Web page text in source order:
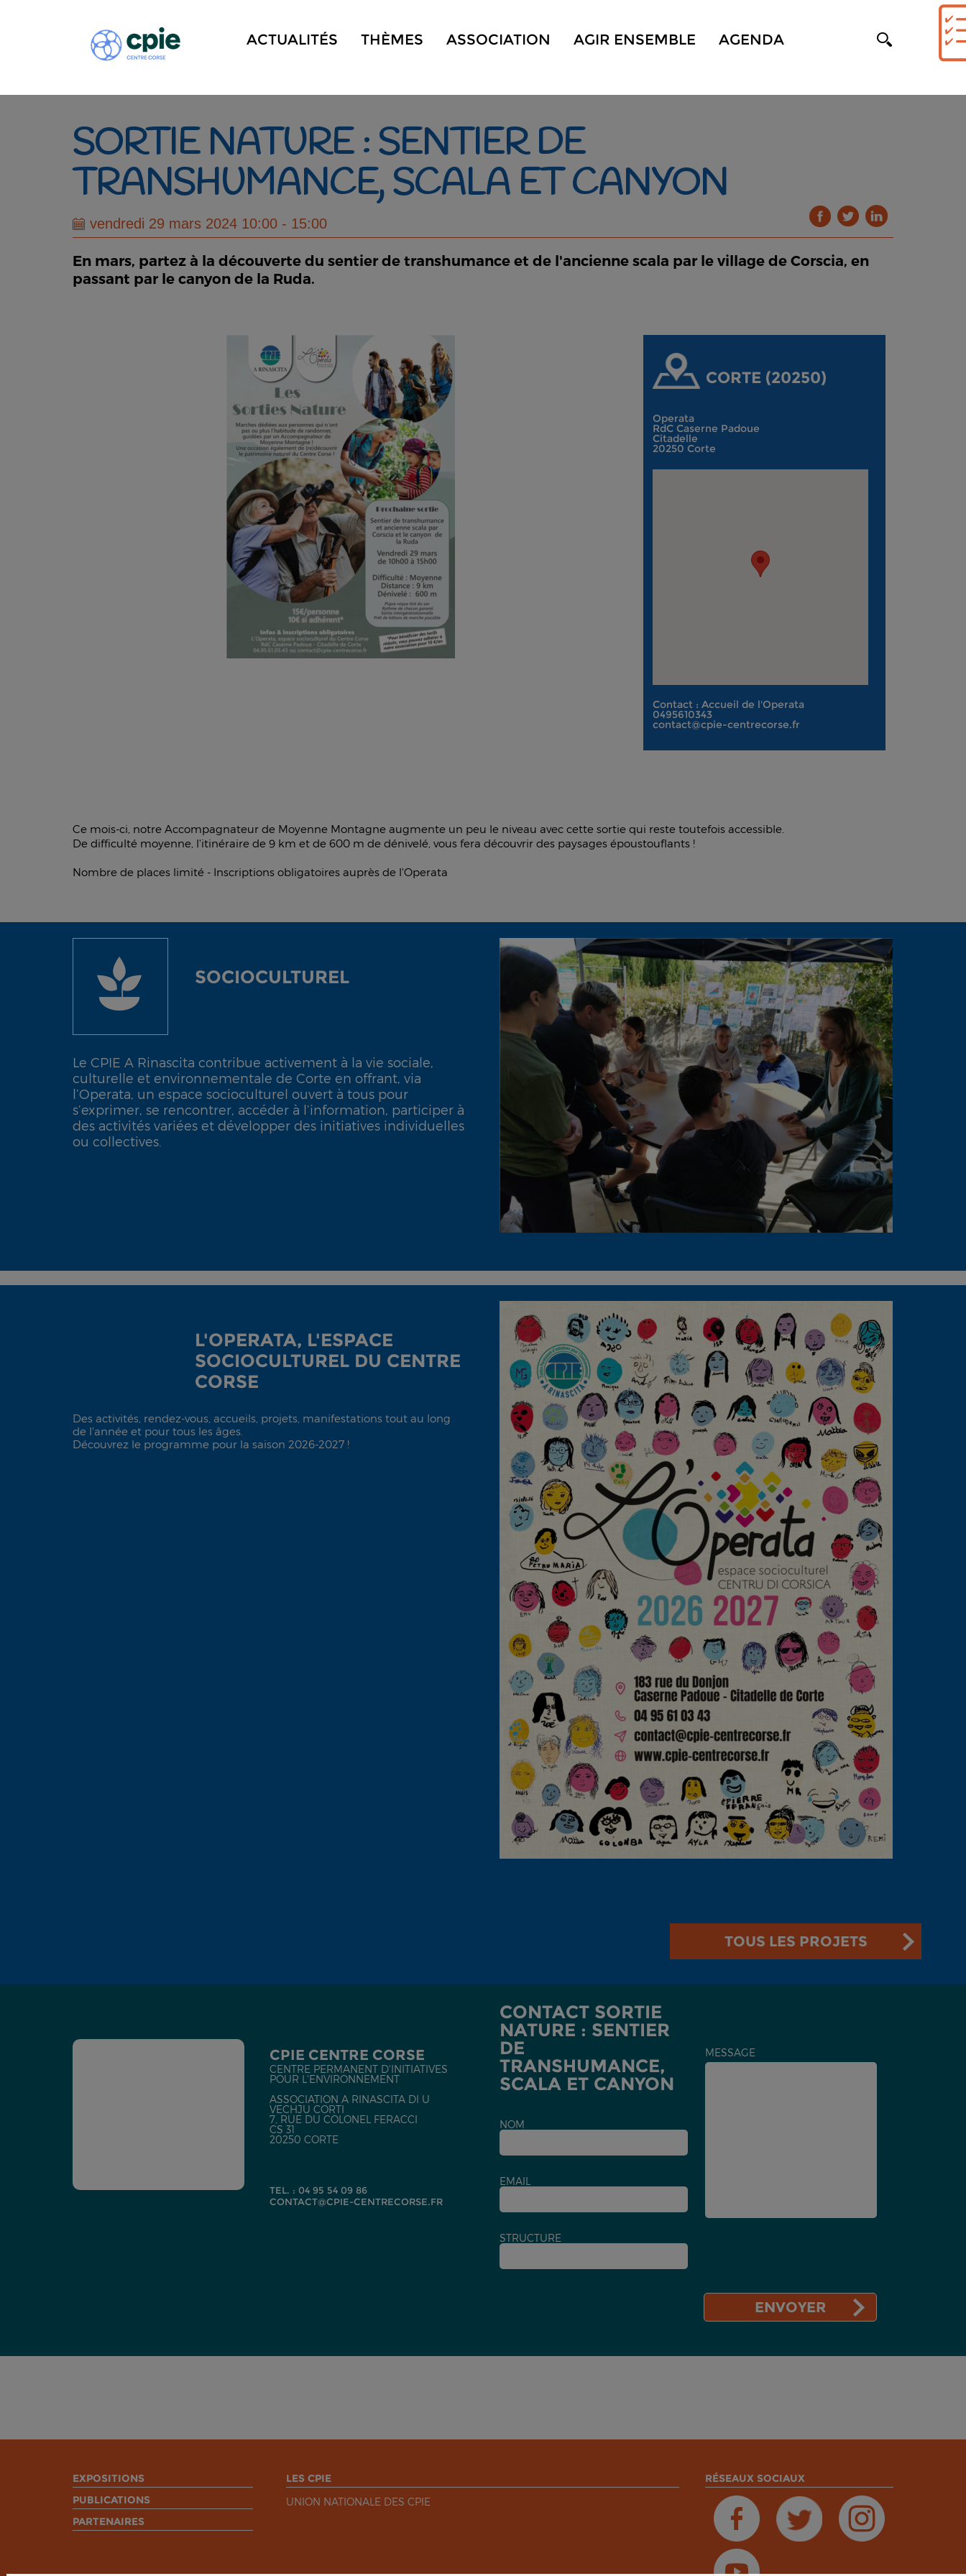
ACTUALITÉS THÈMES ASSOCIATION AGIR ENSEMBLE AGENDA
SORTIE NATURE : SENTIER DE
TRANSHUMANCE, SCALA ET CANYON
vendredi 29 mars 2024 10:00 - 15:00
En mars, partez à la découverte du sentier de transhumance et de l'ancienne scala par le village de Corscia, en
passant par le canyon de la Ruda.
CORTE (20250)
Operata
RdC Caserne Padoue
Citadelle
20250 Corte
Contact : Accueil de l'Operata
0495610343
contact@cpie-centrecorse.fr
Ce mois-ci, notre Accompagnateur de Moyenne Montagne augmente un peu le niveau avec cette sortie qui reste toutefois accessible.
De difficulté moyenne, l'itinéraire de 9 km et de 600 m de dénivelé, vous fera découvrir des paysages époustouflants !
Nombre de places limité - Inscriptions obligatoires auprès de l'Operata
SOCIOCULTUREL
Le CPIE A Rinascita contribue activement à la vie sociale,
culturelle et environnementale de Corte en offrant, via
l’Operata, un espace socioculturel ouvert à tous pour
s’exprimer, se rencontrer, accéder à l’information, participer à
des activités variées et développer des initiatives individuelles
ou collectives.
L'OPERATA, L'ESPACE
SOCIOCULTUREL DU CENTRE
CORSE
Des activités, rendez-vous, accueils, projets, manifestations tout au long
de l'année et pour tous les âges.
Découvrez le programme pour la saison 2026-2027 !
TOUS LES PROJETS
CPIE CENTRE CORSE
CENTRE PERMANENT D'INITIATIVES
POUR L'ENVIRONNEMENT
ASSOCIATION A RINASCITA DI U
VECHJU CORTI
7, RUE DU COLONEL FERACCI
CS 31
20250 CORTE
TEL. : 04 95 54 09 86
CONTACT@CPIE-CENTRECORSE.FR
CONTACT SORTIE
NATURE : SENTIER
DE
TRANSHUMANCE,
SCALA ET CANYON
NOM
EMAIL
STRUCTURE
MESSAGE
EXPOSITIONS
PUBLICATIONS
PARTENAIRES
LES CPIE
UNION NATIONALE DES CPIE
RÉSEAUX SOCIAUX